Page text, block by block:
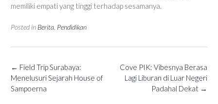
memiliki empati yang tinggi terhadap sesamanya.
Posted in Berita Pendidikan
Post
navigation
Cove PIK: Vibesnya Berasa
Lagi Liburan di Luar Negeri
Padahal Dekat →
← Field Trip Surabaya:
Menelusuri Sejarah House of
Sampoerna